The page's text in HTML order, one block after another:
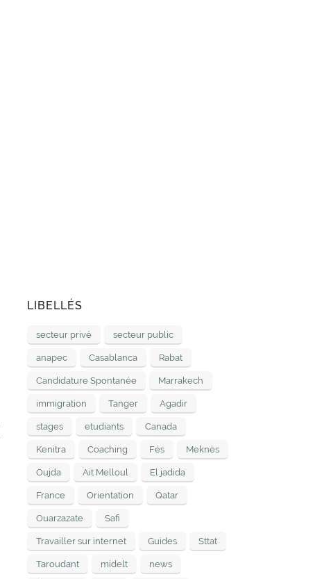
LIBELLÉS
secteur privé secteur public
anapec Casablanca Rabat
Candidature Spontanée Marrakech
immigration Tanger Agadir
stages etudiants Canada
Kenitra Coaching Fès Meknès
Oujda Ait Melloul El jadida
France Orientation Qatar
Ouarzazate Safi
Travailler sur internet Guides Sttat
Taroudant midelt news